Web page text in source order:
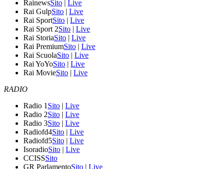
RainewsSito | Live
Rai GulpSito | Live
Rai SportSito | Live
Rai Sport 2Sito | Live
Rai StoriaSito | Live
Rai PremiumSito | Live
Rai ScuolaSito | Live
Rai YoYoSito | Live
Rai MovieSito | Live
RADIO
Radio 1 Sito | Live
Radio 2Sito | Live
Radio 3Sito | Live
Radiofd4Sito | Live
Radiofd5Sito | Live
IsoradioSito | Live
CCISSSito
GR ParlamentoSito | Live